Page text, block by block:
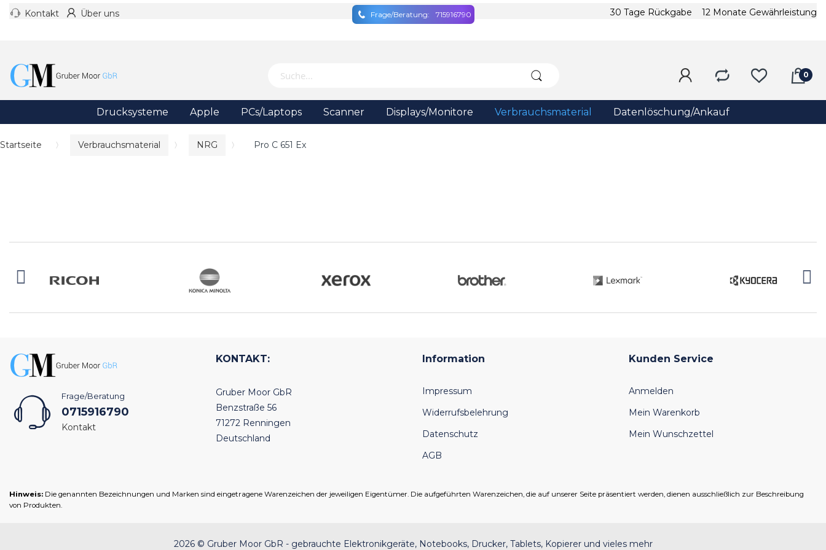
Kontakt Über uns Frage/Beratung: 715916790 30 Tage Rückgabe 12 Monate Gewährleistung
Drucksysteme Apple PCs/Laptops Scanner Displays/Monitore Verbrauchsmaterial Datenlöschung/Ankauf
Startseite Verbrauchsmaterial NRG Pro C 651 Ex
Frage/Beratung
0715916790
Kontakt
KONTAKT:
Gruber Moor GbR
Benzstraße 56
71272 Renningen
Deutschland
Information
Impressum
Widerrufsbelehrung
Datenschutz
AGB
Kunden Service
Anmelden
Mein Warenkorb
Mein Wunschzettel
Hinweis: Die genannten Bezeichnungen und Marken sind eingetragene Warenzeichen der jeweiligen Eigentümer. Die aufgeführten Warenzeichen, die auf unserer Seite präsentiert werden, dienen ausschließlich zur Beschreibung
von Produkten.
2026 © Gruber Moor GbR - gebrauchte Elektronikgeräte, Notebooks, Drucker, Tablets, Kopierer und vieles mehr